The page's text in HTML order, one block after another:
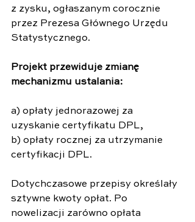
z zysku, ogłaszanym corocznie
przez Prezesa Głównego Urzędu
Statystycznego.
Projekt przewiduje zmianę
mechanizmu ustalania:
a) opłaty jednorazowej za
uzyskanie certyfikatu DPL,
b) opłaty rocznej za utrzymanie
certyfikacji DPL.
Dotychczasowe przepisy określały
sztywne kwoty opłat. Po
nowelizacji zarówno opłata